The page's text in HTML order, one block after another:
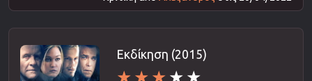
Εκδίκηση (2015)